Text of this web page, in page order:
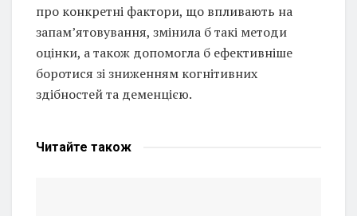
про конкретні фактори, що впливають на
запам’ятовування, змінила б такі методи
оцінки, а також допомогла б ефективніше
боротися зі зниженням когнітивних
здібностей та деменцією.
Читайте також